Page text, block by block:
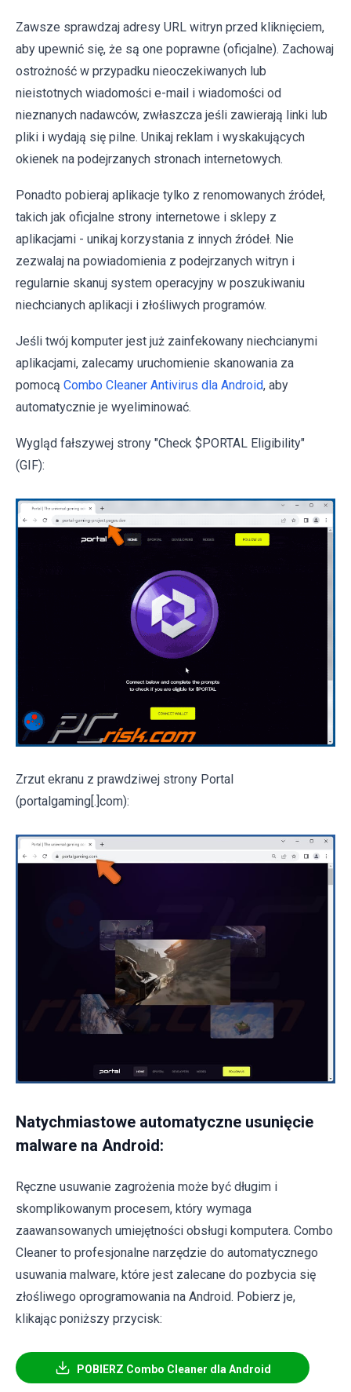
Zawsze sprawdzaj adresy URL witryn przed kliknięciem,
aby upewnić się, że są one poprawne (oficjalne). Zachowaj
ostrożność w przypadku nieoczekiwanych lub
nieistotnych wiadomości e-mail i wiadomości od
nieznanych nadawców, zwłaszcza jeśli zawierają linki lub
pliki i wydają się pilne. Unikaj reklam i wyskakujących
okienek na podejrzanych stronach internetowych.
Ponadto pobieraj aplikacje tylko z renomowanych źródeł,
takich jak oficjalne strony internetowe i sklepy z
aplikacjami - unikaj korzystania z innych źródeł. Nie
zezwalaj na powiadomienia z podejrzanych witryn i
regularnie skanuj system operacyjny w poszukiwaniu
niechcianych aplikacji i złośliwych programów.
Jeśli twój komputer jest już zainfekowany niechcianymi
aplikacjami, zalecamy uruchomienie skanowania za
pomocą Combo Cleaner Antivirus dla Android, aby
automatycznie je wyeliminować.
Wygląd fałszywej strony "Check $PORTAL Eligibility"
(GIF):
Zrzut ekranu z prawdziwej strony Portal
(portalgaming[.]com):
Natychmiastowe automatyczne usunięcie
malware na Android:
Ręczne usuwanie zagrożenia może być długim i
skomplikowanym procesem, który wymaga
zaawansowanych umiejętności obsługi komputera. Combo
Cleaner to profesjonalne narzędzie do automatycznego
usuwania malware, które jest zalecane do pozbycia się
złośliwego oprogramowania na Android. Pobierz je,
klikając poniższy przycisk:
POBIERZ Combo Cleaner dla Android